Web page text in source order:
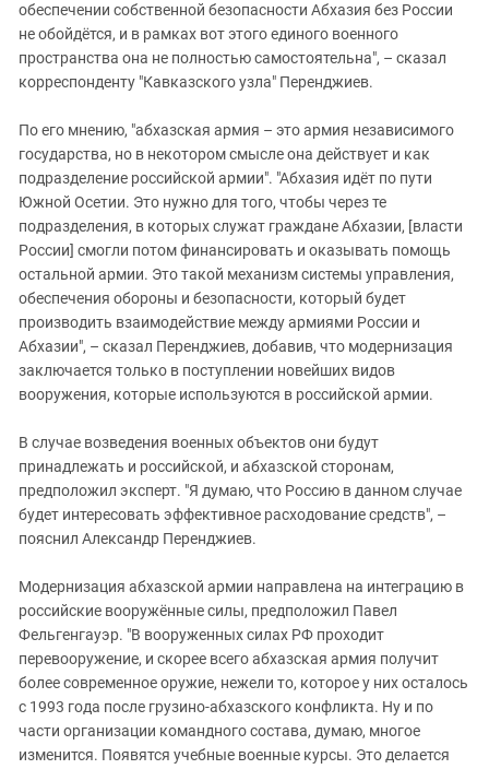
обеспечении собственной безопасности Абхазия без России
не обойдётся, и в рамках вот этого единого военного
пространства она не полностью самостоятельна", – сказал
корреспонденту "Кавказского узла" Перенджиев.
По его мнению, "абхазская армия – это армия независимого
государства, но в некотором смысле она действует и как
подразделение российской армии". "Абхазия идёт по пути
Южной Осетии. Это нужно для того, чтобы через те
подразделения, в которых служат граждане Абхазии, [власти
России] смогли потом финансировать и оказывать помощь
остальной армии. Это такой механизм системы управления,
обеспечения обороны и безопасности, который будет
производить взаимодействие между армиями России и
Абхазии", – сказал Перенджиев, добавив, что модернизация
заключается только в поступлении новейших видов
вооружения, которые используются в российской армии.
В случае возведения военных объектов они будут
принадлежать и российской, и абхазской сторонам,
предположил эксперт. "Я думаю, что Россию в данном случае
будет интересовать эффективное расходование средств", –
пояснил Александр Перенджиев.
Модернизация абхазской армии направлена на интеграцию в
российские вооружённые силы, предположил Павел
Фельгенгауэр. "В вооруженных силах РФ проходит
перевооружение, и скорее всего абхазская армия получит
более современное оружие, нежели то, которое у них осталось
с 1993 года после грузино-абхазского конфликта. Ну и по
части организации командного состава, думаю, многое
изменится. Появятся учебные военные курсы. Это делается